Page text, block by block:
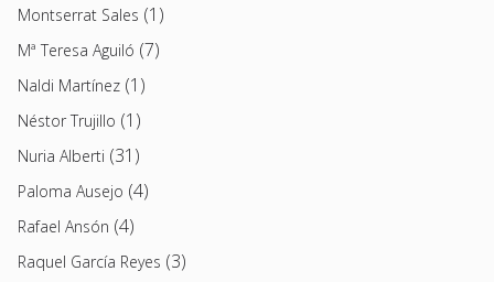
Montserrat Sales (1)
Mª Teresa Aguiló (7)
Naldi Martínez (1)
Néstor Trujillo (1)
Nuria Alberti (31)
Paloma Ausejo (4)
Rafael Ansón (4)
Raquel García Reyes (3)